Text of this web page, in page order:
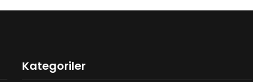
Kategoriler